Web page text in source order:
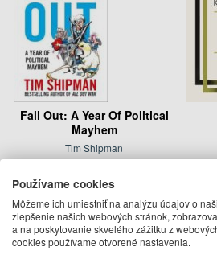
Fall Out: A Year Of Political
Mayhem
Tim Shipman
november 2017
(predobjednávka)
Používame cookies
Môžeme ich umiestniť na analýzu údajov o
zlepšenie našich webových stránok,
a na poskytovanie skvelého zážitku z
cookies používame otvorené nastavenia.